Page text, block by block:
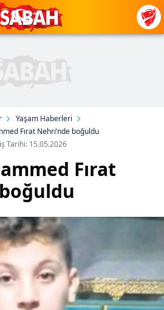
Yaşam Haberleri
Fırat Nehri’nde boğuldu
Tarihi: 15.05.2026
Fırat